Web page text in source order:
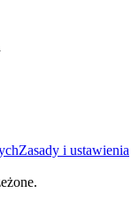
Zasady i ustawienia